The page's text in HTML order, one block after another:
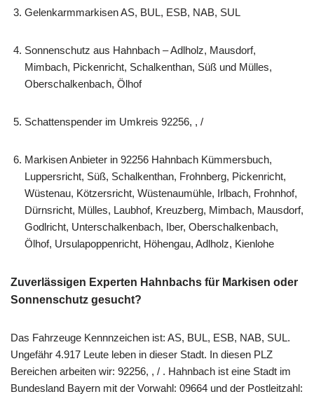
Gelenkarmmarkisen AS, BUL, ESB, NAB, SUL
Sonnenschutz aus Hahnbach – Adlholz, Mausdorf,
Mimbach, Pickenricht, Schalkenthan, Süß und Mülles,
Oberschalkenbach, Ölhof
Schattenspender im Umkreis 92256, , /
Markisen Anbieter in 92256 Hahnbach Kümmersbuch,
Luppersricht, Süß, Schalkenthan, Frohnberg, Pickenricht,
Wüstenau, Kötzersricht, Wüstenaumühle, Irlbach, Frohnhof,
Dürnsricht, Mülles, Laubhof, Kreuzberg, Mimbach, Mausdorf,
Godlricht, Unterschalkenbach, Iber, Oberschalkenbach,
Ölhof, Ursulapoppenricht, Höhengau, Adlholz, Kienlohe
Zuverlässigen Experten Hahnbachs für Markisen oder
Sonnenschutz gesucht?
Das Fahrzeuge Kennnzeichen ist: AS, BUL, ESB, NAB, SUL.
Ungefähr 4.917 Leute leben in dieser Stadt. In diesen PLZ
Bereichen arbeiten wir: 92256, , / . Hahnbach ist eine Stadt im
Bundesland Bayern mit der Vorwahl: 09664 und der Postleitzahl: